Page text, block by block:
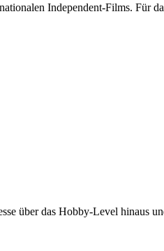
Independent-Films. Für
über das Hobby-Level hinaus